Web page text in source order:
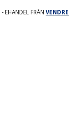
- EHANDEL FRÅN VENDRE